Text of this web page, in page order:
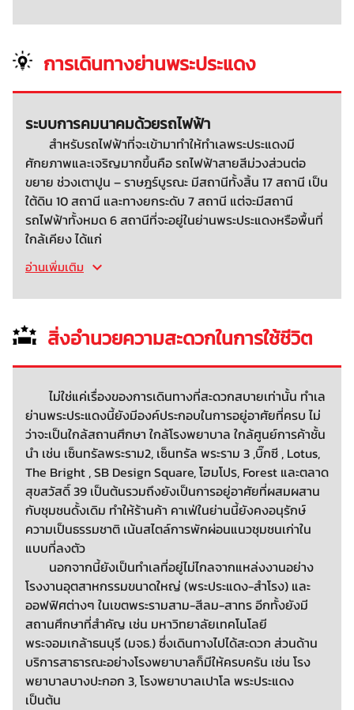
การเดินทางย่านพระประแดง
ระบบการคมนาคมด้วยรถไฟฟ้า
สำหรับรถไฟฟ้าที่จะเข้ามาทำให้ทำเลพระประแดงมี
ศักยภาพและเจริญมากขึ้นคือ รถไฟฟ้าสายสีม่วงส่วนต่อ
ขยาย ช่วงเตาปูน – ราษฎร์บูรณะ มีสถานีทั้งสิ้น 17 สถานี เป็น
ใต้ดิน 10 สถานี และทางยกระดับ 7 สถานี แต่จะมีสถานี
รถไฟฟ้าทั้งหมด 6 สถานีที่จะอยู่ในย่านพระประแดงหรือพื้นที่
ใกล้เคียง ได้แก่
อ่านเพิ่มเติม
สิ่งอำนวยความสะดวกในการใช้ชีวิต
ไม่ใช่แค่เรื่องของการเดินทางที่สะดวกสบายเท่านั้น ทำเล
ย่านพระประแดงนี้ยังมีองค์ประกอบในการอยู่อาศัยที่ครบ ไม่
ว่าจะเป็นใกล้สถานศึกษา ใกล้โรงพยาบาล ใกล้ศูนย์การค้าชั้น
นำ เช่น เซ็นทรัลพระราม2, เซ็นทรัล พระราม 3 ,บิ๊กซี , Lotus,
The Bright , SB Design Square, โฮมโปร, Forest และตลาด
สุขสวัสดิ์ 39 เป็นต้นรวมถึงยังเป็นการอยู่อาศัยที่ผสมผสาน
กับชุมชนดั้งเดิม ทำให้ร้านค้า คาเฟ่ในย่านนี้ยังคงอนุรักษ์
ความเป็นธรรมชาติ เน้นสไตล์การพักผ่อนแนวชุมชนเก่าใน
แบบที่ลงตัว
นอกจากนี้ยังเป็นทำเลที่อยู่ไม่ไกลจากแหล่งงานอย่าง
โรงงานอุตสาหกรรมขนาดใหญ่ (พระประแดง-สำโรง) และ
ออฟฟิศต่างๆ ในเขตพระรามสาม-สีลม-สาทร อีกทั้งยังมี
สถานศึกษาที่สำคัญ เช่น มหาวิทยาลัยเทคโนโลยี
พระจอมเกล้าธนบุรี (มจธ.) ซึ่งเดินทางไปได้สะดวก ส่วนด้าน
บริการสาธารณะอย่างโรงพยาบาลก็มีให้ครบครัน เช่น โรง
พยาบาลบางปะกอก 3, โรงพยาบาลเปาโล พระประแดง
เป็นต้น